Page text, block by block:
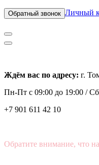
Обратный звонок Личный
Ждём вас по адресу: г.
Пн-Пт с 09:00 до 19:00 /
+7 901 611 42 10
Обратите внимание, что